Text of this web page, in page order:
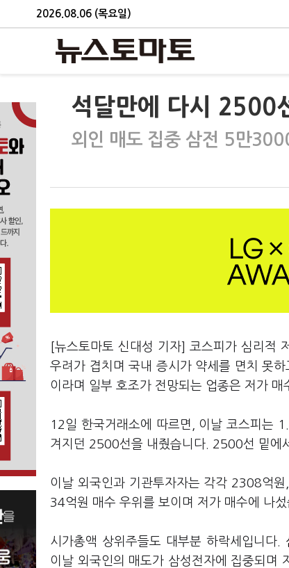
2026.08.06 (목요일)
석달만에 다시 2500
외인 매도 집중 삼전 5만
[뉴스토마토 신대성 기자] 코스피가 심리적
우려가 겹치며 국내 증시가 약세를 면치 못
이라며 일부 호조가 전망되는 업종은 저가 매
12일 한국거래소에 따르면, 이날 코스피는
겨지던 2500선을 내줬습니다. 2500선 밑에
이날 외국인과 기관투자자는 각각 2308억
34억원 매수 우위를 보이며 저가 매수에 나섰
시가총액 상위주들도 대부분 하락세입니다.
이날 외국인의 매도가 삼성전자에 집중되며